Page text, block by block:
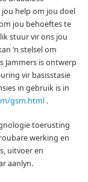
help om jou doel
jou behoeftes te
stuur vir ons jou
‘n stelsel om
Jammers is ontwerp
vir basisstasie
in gebruik is in
gsm.html.
toerusting
werking en
uitvoer en
aanlyn.